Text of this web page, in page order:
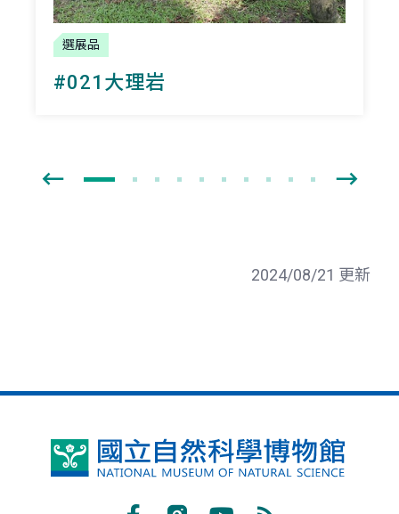
選展品
#021大理岩
2024/08/21 更新
國